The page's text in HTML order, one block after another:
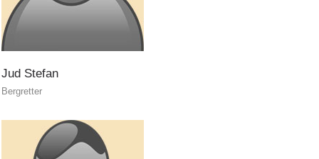
Jud Stefan
Bergretter